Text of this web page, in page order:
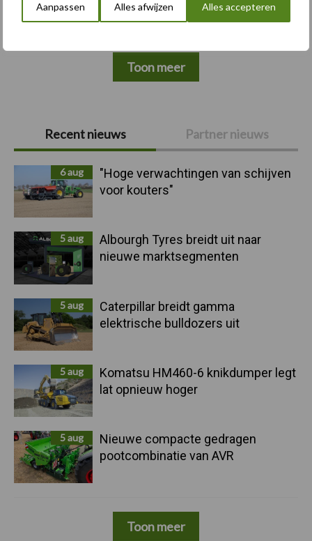
Aanpassen Alles afwijzen Alles accepteren
Primaire
Sidebar
Recent nieuws Partner nieuws
6 aug
"Hoge verwachtingen van schijven
voor kouters"
5 aug
Albourgh Tyres breidt uit naar
nieuwe marktsegmenten
5 aug
Caterpillar breidt gamma
elektrische bulldozers uit
5 aug
Komatsu HM460-6 knikdumper legt
lat opnieuw hoger
5 aug
Nieuwe compacte gedragen
pootcombinatie van AVR
Toon meer
Toon meer